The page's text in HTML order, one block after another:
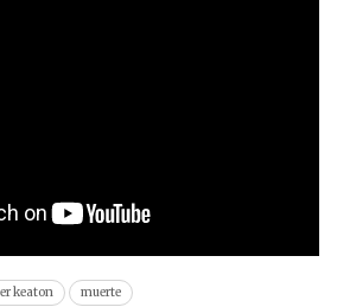
keaton muerte